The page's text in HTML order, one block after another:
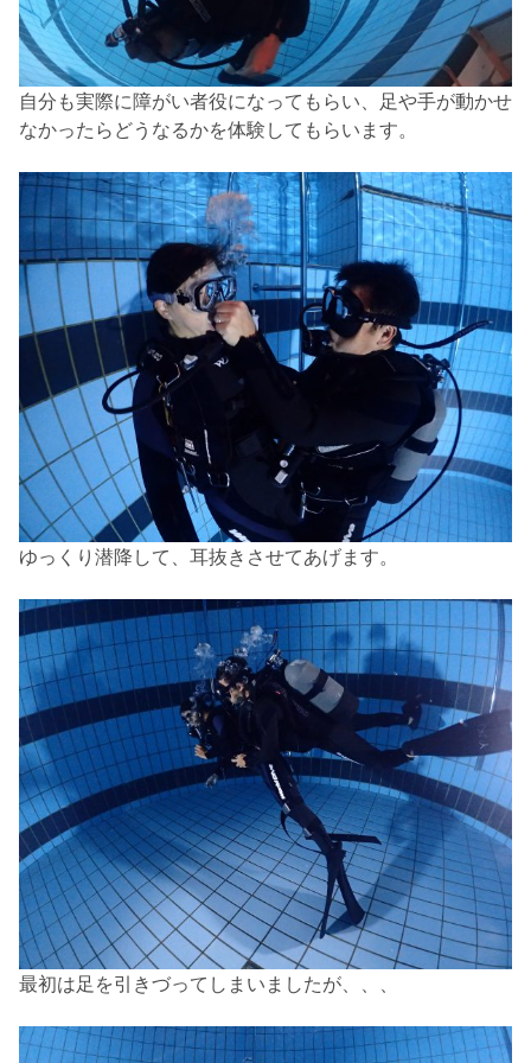
自分も実際に障がい者役になってもらい、足や手が動かせ
なかったらどうなるかを体験してもらいます。
ゆっくり潜降して、耳抜きさせてあげます。
最初は足を引きづってしまいましたが、、、